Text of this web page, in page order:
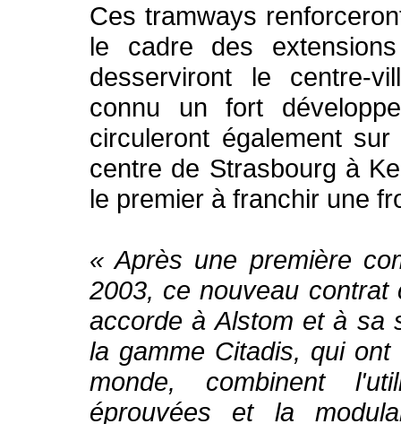
Ces tramways
le cadre des
desserviront le centre-
connu un fort
circuleront également
centre de Strasbourg à
le premier à franchir une
« Après une première
2003, ce nouveau
accorde à Alstom et à sa
la gamme Citadis, qui
monde, combinent
éprouvées et la